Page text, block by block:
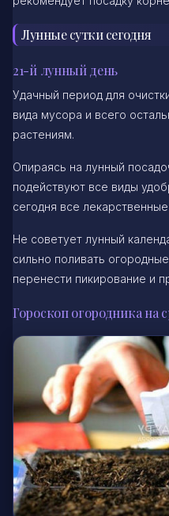
Лунные сутки сегодня
21-й лунный день
Удачный период для
вида мусора и всего
растениям.
Опираясь на лунный
подействуют все виды
сегодня все
Не советует лунный
сильно поливать
перенести пикирование и
Гороскоп огородника на